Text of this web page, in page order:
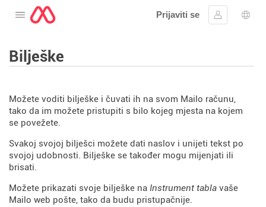
Otvorite meni
Prijaviti se
Prijavite se
Bilješke
Možete voditi bilješke i čuvati ih na svom Mailo računu,
tako da im možete pristupiti s bilo kojeg mjesta na kojem
se povežete.
Svakoj svojoj bilješci možete dati naslov i unijeti tekst po
svojoj udobnosti. Bilješke se također mogu mijenjati ili
brisati.
Možete prikazati svoje bilješke na Instrument tabla vaše
Mailo web pošte, tako da budu pristupačnije.